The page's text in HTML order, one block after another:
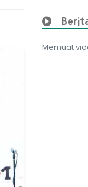
Memuat